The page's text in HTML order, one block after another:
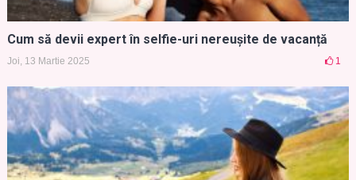
Cum să devii expert în selfie-uri nereușite de vacanță
Joi, 13 Martie 2025 1